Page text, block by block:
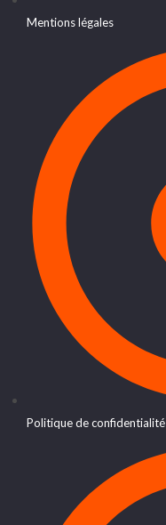
Mentions légales
Politique de confidentialité